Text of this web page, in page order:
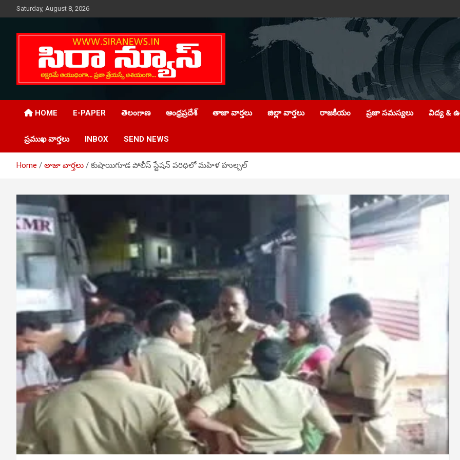
to
Saturday, August 8, 2026
SIRA NEWS
HOME E-PAPER తెలంగాణ ఆంధ్రప్రదేశ్ తాజా వార్తలు జిల్లా వార్తలు రాజకీయం ప్రజా సమస్యలు విద్య &
ప్రముఖ వార్తలు INBOX SEND NEWS
Home తాజా వార్తలు కుషాయిగూడ పోలీస్ స్టేషన్ పరిధిలో మహిళ హుల్చల్